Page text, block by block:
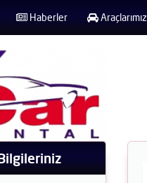
Haberler Araçlarımız
Cıtroen c4x